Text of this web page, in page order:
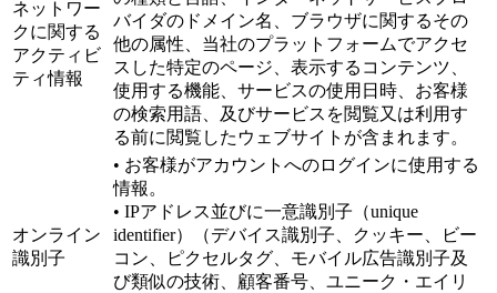
ネットワー
クに関する
アクティビ
ティ情報
バイダのドメイン名、ブラウザに関するその
他の属性、当社のプラットフォームでアクセ
スした特定のページ、表示するコンテンツ、
使用する機能、サービスの使用日時、お客様
の検索用語、及びサービスを閲覧又は利用す
る前に閲覧したウェブサイトが含まれます。
オンライン
識別子
• お客様がアカウントへのログインに使用する
情報。
• IPアドレス並びに一意識別子（unique
identifier）（デバイス識別子、クッキー、ビー
コン、ピクセルタグ、モバイル広告識別子及
び類似の技術、顧客番号、ユニーク・エイリ